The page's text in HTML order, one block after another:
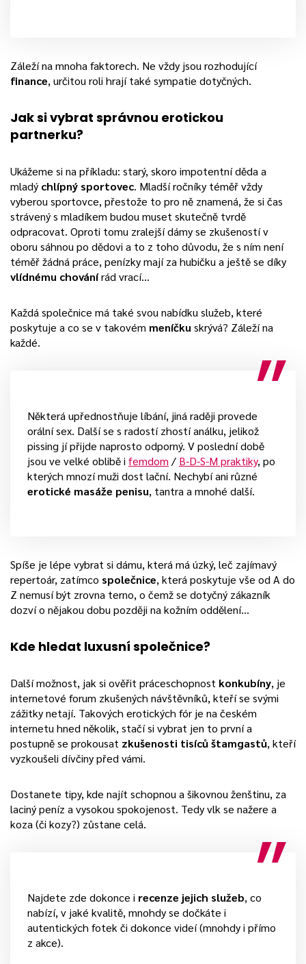
Záleží na mnoha faktorech. Ne vždy jsou rozhodující
finance, určitou roli hrají také sympatie dotyčných.
Jak si vybrat správnou erotickou
partnerku?
Ukážeme si na příkladu: starý, skoro impotentní děda a
mladý chlípný sportovec. Mladší ročníky téměř vždy
vyberou sportovce, přestože to pro ně znamená, že si čas
strávený s mladíkem budou muset skutečně tvrdě
odpracovat. Oproti tomu zralejší dámy se zkušeností v
oboru sáhnou po dědovi a to z toho důvodu, že s ním není
téměř žádná práce, penízky mají za hubičku a ještě se díky
vlídnému chovánírád vrací…
Každá společnice má také svou nabídku služeb, které
poskytuje a co se v takovém meníčku skrývá? Záleží na
každé.
Některá upřednostňuje líbání, jiná raději provede
orální sex. Další se s radostí zhostí análku, jelikož
pissing jí přijde naprosto odporný. V poslední době
jsou ve velké oblibě i femdom / B-D-S-M praktiky, po
kterých mnozí muži dost lační. Nechybí ani různé
erotické masáže penisu, tantra a mnohé další.
Spíše je lépe vybrat si dámu, která má úzký, leč zajímavý
repertoár, zatímco společnice, která poskytuje vše od A do
Z nemusí být zrovna terno, o čemž se dotyčný zákazník
dozví o nějakou dobu později na kožním oddělení…
Kde hledat luxusní společnice?
Další možnost, jak si ověřit práceschopnost konkubíny, je
internetové forum zkušených návštěvníků, kteří se svými
zážitky netají. Takových erotických fór je na českém
internetu hned několik, stačí si vybrat jen to první a
postupně se prokousat zkušenosti tisíců štamgastů, kteří
vyzkoušeli dívčiny před vámi.
Dostanete tipy, kde najít schopnou a šikovnou ženštinu, za
laciný peníz a vysokou spokojenost. Tedy vlk se nažere a
koza (či kozy?) zůstane celá.
Najdete zde dokonce i recenze jejich služeb, co
nabízí, v jaké kvalitě, mnohdy se dočkáte i
autentických fotek či dokonce videí (mnohdy i přímo
z akce).